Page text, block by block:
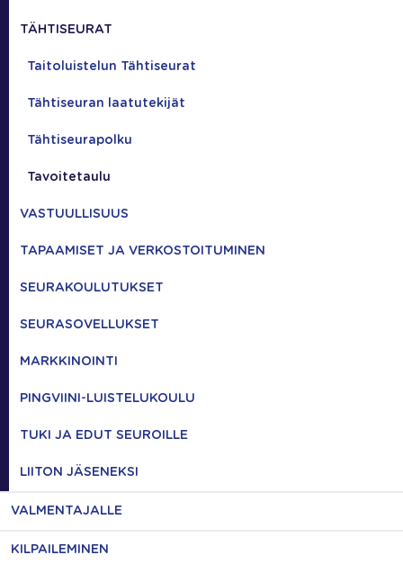
TÄHTISEURAT
Taitoluistelun Tähtiseurat
Tähtiseuran laatutekijät
Tähtiseurapolku
Tavoitetaulu
VASTUULLISUUS
TAPAAMISET JA VERKOSTOITUMINEN
SEURAKOULUTUKSET
SEURASOVELLUKSET
MARKKINOINTI
PINGVIINI-LUISTELUKOULU
TUKI JA EDUT SEUROILLE
LIITON JÄSENEKSI
VALMENTAJALLE
KILPAILEMINEN